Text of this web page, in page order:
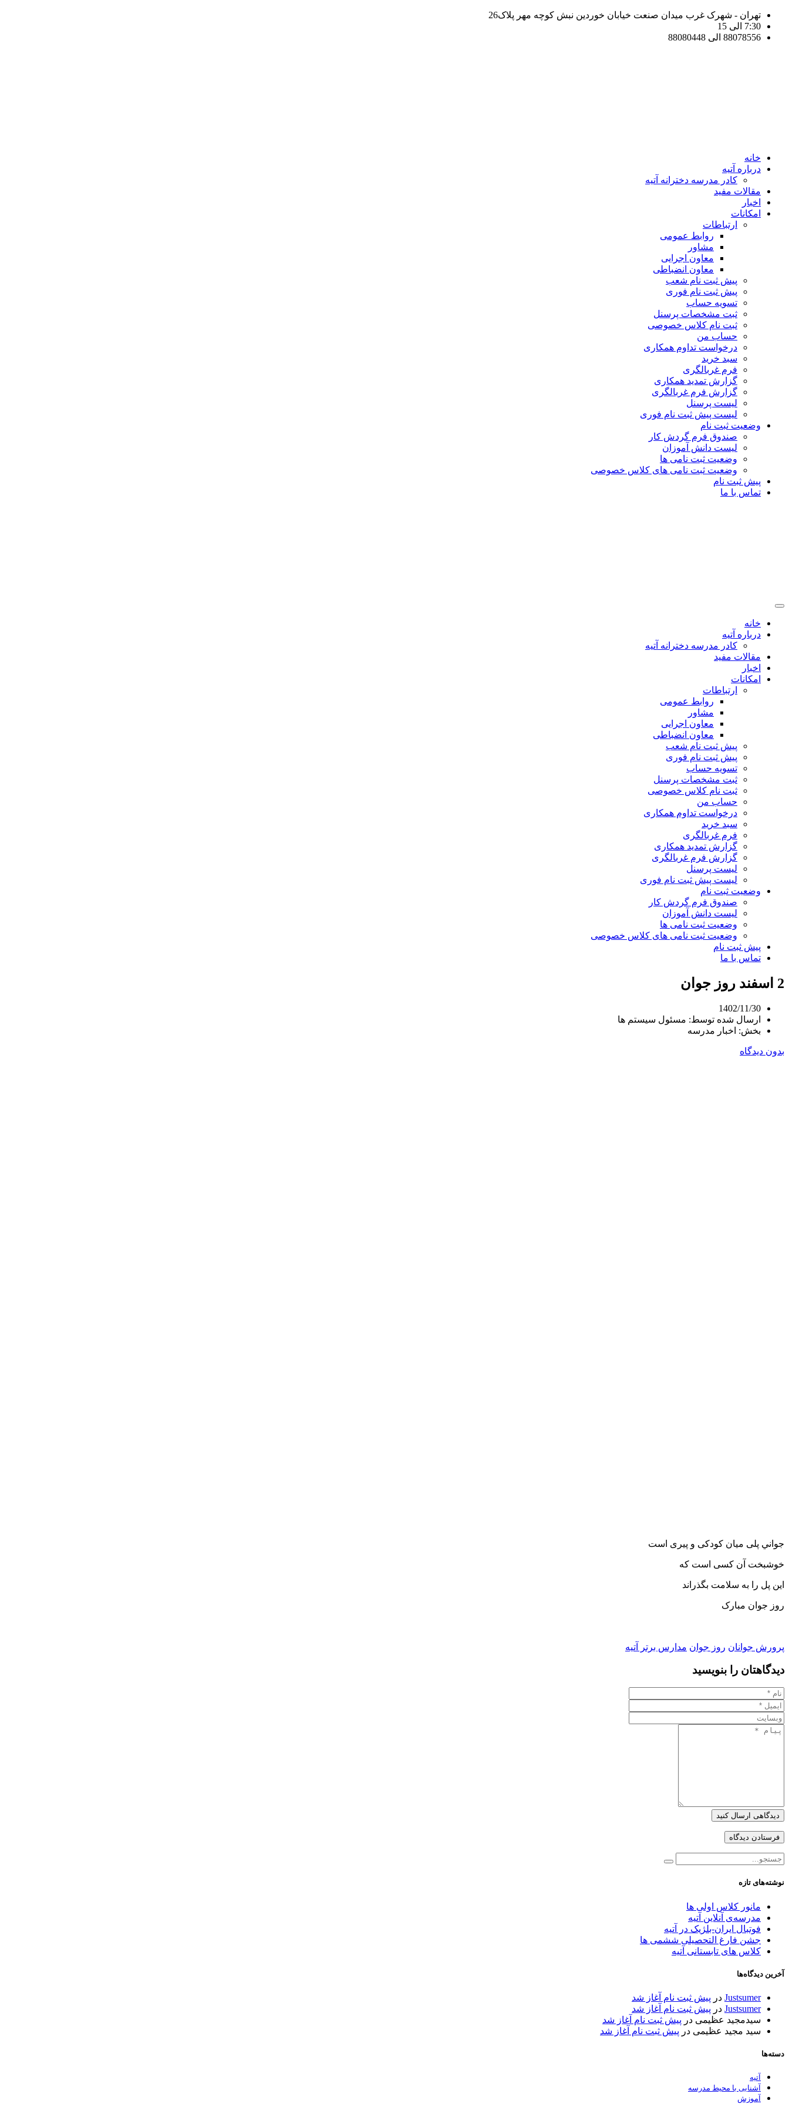
تهران - شهرک غرب میدان صنعت خیابان خوردین نبش کوچه مهر پلاک26
7:30 الی 15
88078556 الی 88080448
خانه
درباره آتیه
کادر مدرسه دخترانه آتیه
مقالات مفید
اخبار
امکانات
ارتباطات
روابط عمومی
مشاور
معاون اجرایی
معاون انضباطی
پیش ثبت نام شعب
پیش ثبت نام فوری
تسویه حساب
ثبت مشخصات پرسنل
ثبت نام کلاس خصوصی
حساب من
درخواست تداوم همکاری
سبد خرید
فرم غربالگری
گزارش تمدید همکاری
گزارش فرم غربالگری
لیست پرسنل
لیست پیش ثبت نام فوری
وضعیت ثبت نام
صندوق فرم گردش کار
لیست دانش آموزان
وضعیت ثبت نامی ها
وضعیت ثبت نامی های کلاس خصوصی
پیش ثبت نام
تماس با ما
خانه
درباره آتیه
کادر مدرسه دخترانه آتیه
مقالات مفید
اخبار
امکانات
ارتباطات
روابط عمومی
مشاور
معاون اجرایی
معاون انضباطی
پیش ثبت نام شعب
پیش ثبت نام فوری
تسویه حساب
ثبت مشخصات پرسنل
ثبت نام کلاس خصوصی
حساب من
درخواست تداوم همکاری
سبد خرید
فرم غربالگری
گزارش تمدید همکاری
گزارش فرم غربالگری
لیست پرسنل
لیست پیش ثبت نام فوری
وضعیت ثبت نام
صندوق فرم گردش کار
لیست دانش آموزان
وضعیت ثبت نامی ها
وضعیت ثبت نامی های کلاس خصوصی
پیش ثبت نام
تماس با ما
2 اسفند روز جوان
1402/11/30
ارسال شده توسط: مسئول سیستم ها
بخش: اخبار مدرسه
بدون دیدگاه
جواني پلی ميان کودکی و پيری است
خوشبخت آن کسی است که
اين پل را به سلامت بگذراند
روز جوان مبارک
پرورش جوانان روز جوان مدارس برتر آتیه
دیدگاهتان را بنویسید
دیدگاهی ارسال کنید
نوشته‌های تازه
مانور کلاس اولی ها
مدرسه‌ی آنلاین آتیه
فوتبال ایران-بلژیک در آتیه
جشن فارغ التحصیلی ششمی ها
کلاس های تابستانی آتیه
آخرین دیدگاه‌ها
Justsumer در پیش ثبت نام آغاز شد
Justsumer در پیش ثبت نام آغاز شد
سیدمجید عظیمی در پیش ثبت نام آغاز شد
سید مجید عظیمی در پیش ثبت نام آغاز شد
دسته‌ها
آتیه
آشنایی با محیط مدرسه
آموزش